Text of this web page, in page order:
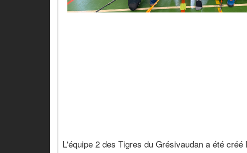
L'équipe 2 des Tigres du Grésivaudan a été